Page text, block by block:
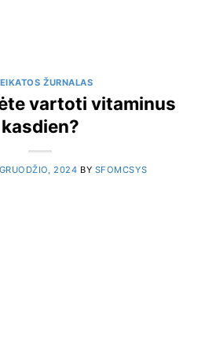
ŽURNALAS
vartoti vitaminus
kasdien?
2024 BY SFOMCSYS